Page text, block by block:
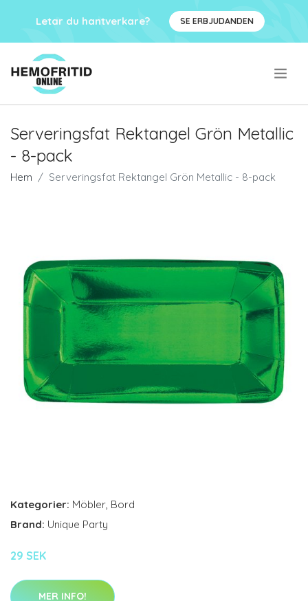
Letar du hantverkare? SE ERBJUDANDEN
Serveringsfat Rektangel Grön Metallic
- 8-pack
Hem Serveringsfat Rektangel Grön Metallic - 8-pack
Kategorier: Möbler, Bord
Brand: Unique Party
29 SEK
MER INFO!